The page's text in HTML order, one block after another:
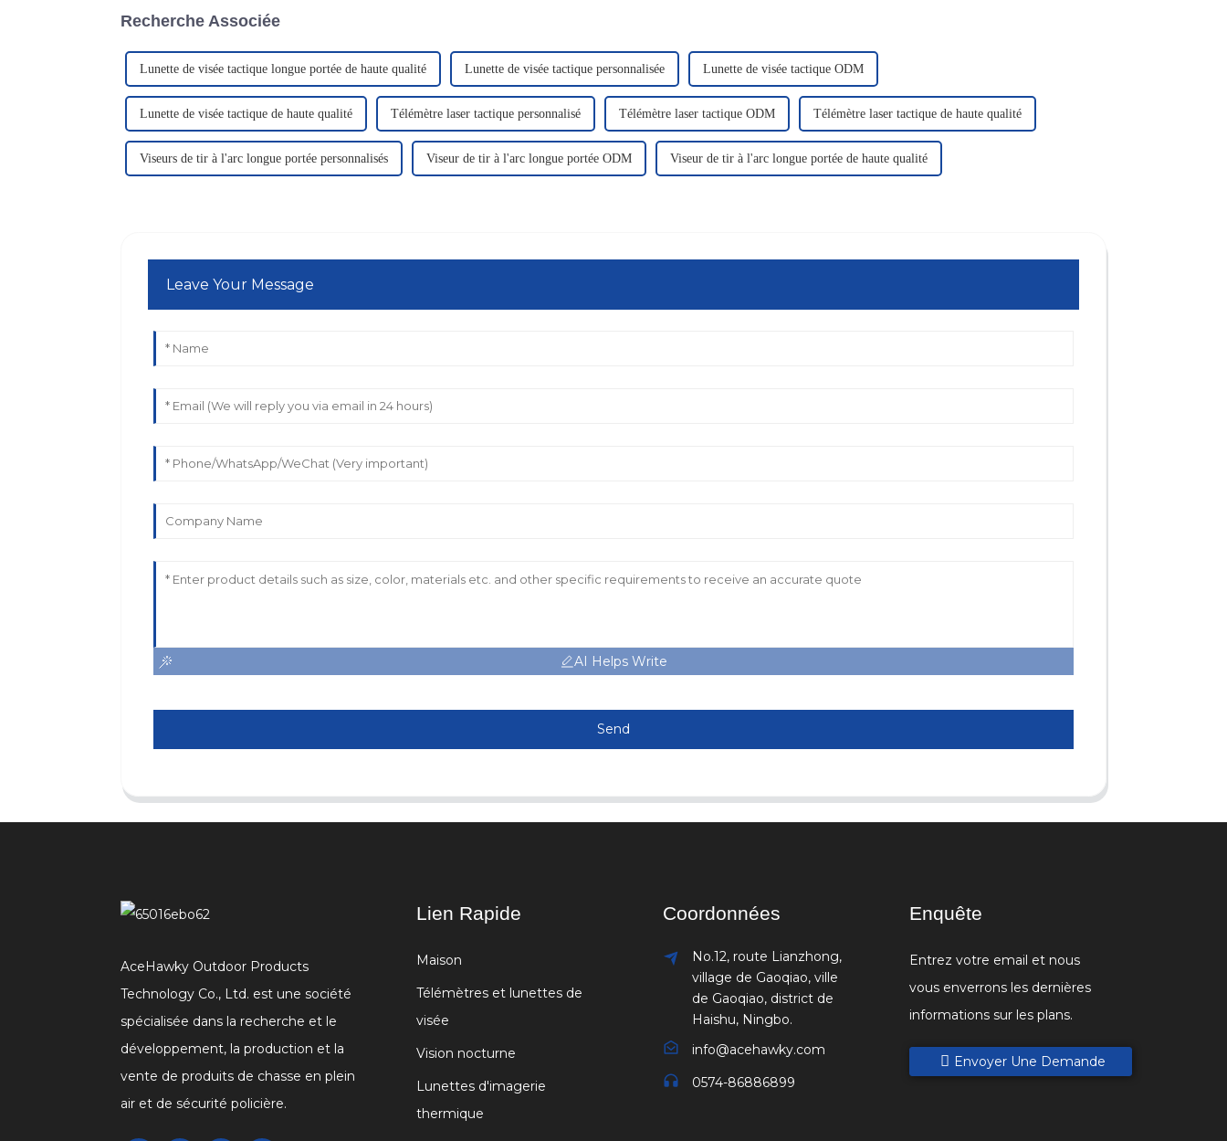
Recherche Associée
Lunette de visée tactique longue portée de haute qualité Lunette de visée tactique personnalisée Lunette de visée tactique ODM
Lunette de visée tactique de haute qualité Télémètre laser tactique personnalisé Télémètre laser tactique ODM Télémètre laser tactique de haute qualité
Viseurs de tir à l'arc longue portée personnalisés Viseur de tir à l'arc longue portée ODM Viseur de tir à l'arc longue portée de haute qualité
Leave Your Message
AI Helps Write
Send
AceHawky Outdoor Products
Technology Co., Ltd. est une société
spécialisée dans la recherche et le
développement, la production et la
vente de produits de chasse en plein
air et de sécurité policière.
Lien Rapide
Maison
Télémètres et lunettes de
visée
Vision nocturne
Lunettes d'imagerie
thermique
Coordonnées
No.12, route Lianzhong,
village de Gaoqiao, ville
de Gaoqiao, district de
Haishu, Ningbo.
info@acehawky.com
0574-86886899
Enquête
Entrez votre email et nous
vous enverrons les dernières
informations sur les plans.
Envoyer Une Demande